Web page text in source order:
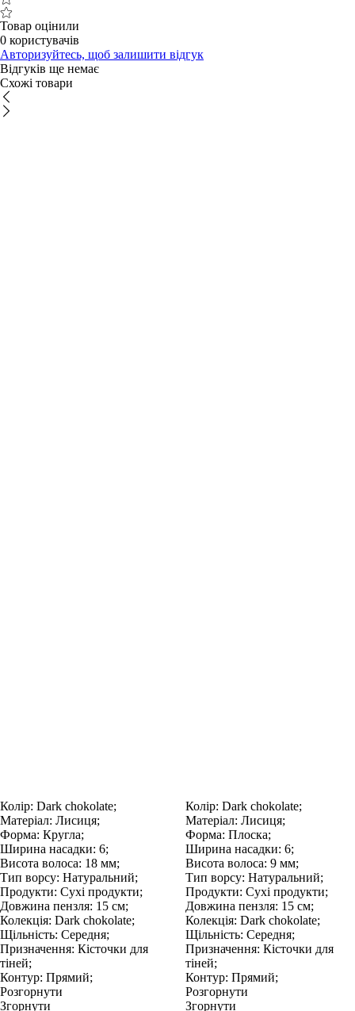
Товар оцінили
0 користувачів
Авторизуйтесь, щоб залишити відгук
Відгуків ще немає
Схожі товари
Колір: Dark chokolate;
Матеріал: Лисиця;
Форма: Кругла;
Ширина насадки: 6;
Висота волоса: 18 мм;
Тип ворсу: Натуральний;
Продукти: Сухі продукти;
Довжина пензля: 15 см;
Колекція: Dark chokolate;
Щільність: Середня;
Призначення: Кісточки для
тіней;
Контур: Прямий;
Розгорнути
Згорнути
Колір: Dark chokolate;
Матеріал: Лисиця;
Форма: Плоска;
Ширина насадки: 6;
Висота волоса: 9 мм;
Тип ворсу: Натуральний;
Продукти: Сухі продукти;
Довжина пензля: 15 см;
Колекція: Dark chokolate;
Щільність: Середня;
Призначення: Кісточки для
тіней;
Контур: Прямий;
Розгорнути
Згорнути